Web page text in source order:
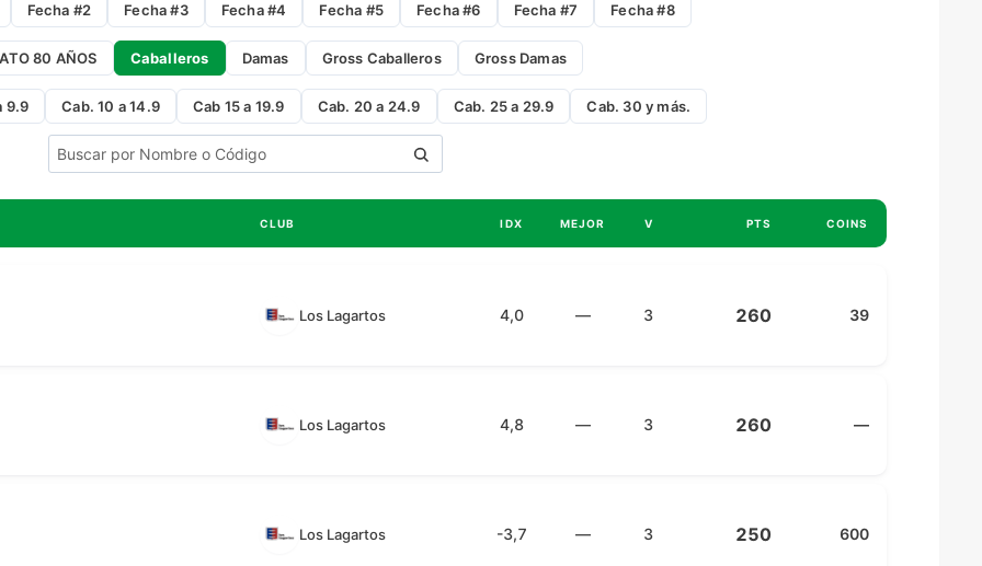
Fecha #2 Fecha #3 Fecha #4 Fecha #5 Fecha #6 Fecha #7 Fecha #8
80 AÑOS Caballeros Damas Gross Caballeros Gross Damas
9.9 Cab. 10 a 14.9 Cab 15 a 19.9 Cab. 20 a 24.9 Cab. 25 a 29.9 Cab. 30 y más.
CLUB IDX MEJOR V PTS COINS
Los Lagartos 4,0 — 3 260 39
Los Lagartos 4,8 — 3 260 —
Los Lagartos -3,7 — 3 250 600